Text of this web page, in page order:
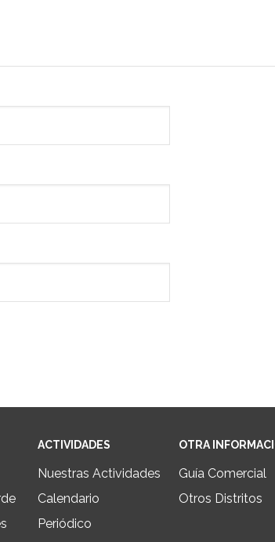
ACTIVIDADES
Nuestras Actividades
Calendario
Periódico
OTRA
Guía Comercial
Otros Distritos